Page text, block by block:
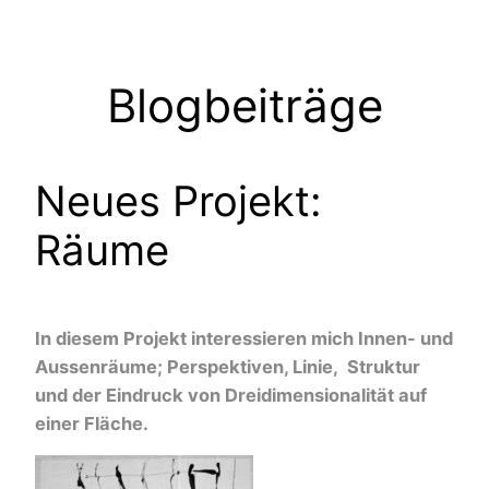
Blogbeiträge
Neues Projekt:
Räume
In diesem Projekt interessieren mich Innen- und
Aussenräume; Perspektiven, Linie, Struktur
und der Eindruck von Dreidimensionalität auf
einer Fläche.